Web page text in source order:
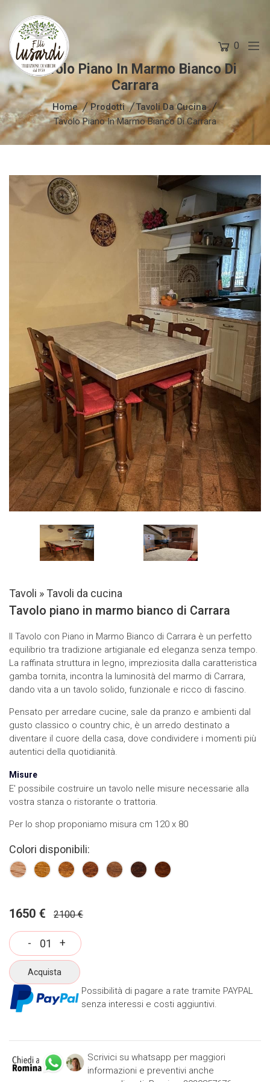
0
Tavolo Piano In Marmo Bianco Di
Carrara
Home Prodotti
Tavoli Da Cucina
Tavolo Piano In Marmo Bianco Di Carrara
Tavoli » Tavoli da cucina
Tavolo piano in marmo bianco di Carrara
Il Tavolo con Piano in Marmo Bianco di Carrara è un perfetto
equilibrio tra tradizione artigianale ed eleganza senza tempo.
La raffinata struttura in legno, impreziosita dalla caratteristica
gamba tornita, incontra la luminosità del marmo di Carrara,
dando vita a un tavolo solido, funzionale e ricco di fascino.
Pensato per arredare cucine, sale da pranzo e ambienti dal
gusto classico o country chic, è un arredo destinato a
diventare il cuore della casa, dove condividere i momenti più
autentici della quotidianità.
Misure
E' possibile costruire un tavolo nelle misure necessarie alla
vostra stanza o ristorante o trattoria.
Per lo shop proponiamo misura cm 120 x 80
Colori disponibili:
1650 € 2100 €
- +
Acquista
Possibilità di pagare a rate tramite PAYPAL
senza interessi e costi aggiuntivi.
Scrivici su whatsapp per maggiori
informazioni e preventivi anche